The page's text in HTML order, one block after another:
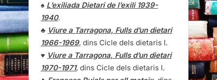
♠ L’exiliada Dietari de l’exili 1939-
1940.
♣ Viure a Tarragona, Fulls d’un dietari
1966-1969, dins Cicle dels dietaris I.
♥ Viure a Tarragona, Fulls d’un dietari
1970-1971, dins Cicle dels dietaris I.